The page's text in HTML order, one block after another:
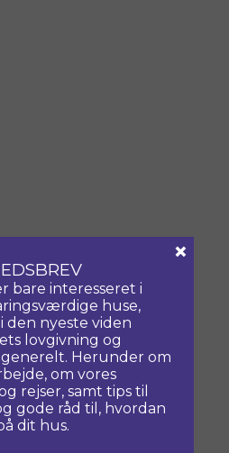
bare interesseret i
huse,
den nyeste viden
lovgivning og
Herunder om
om vores
rejser, samt tips til
gode råd til, hvordan
dit hus.
×